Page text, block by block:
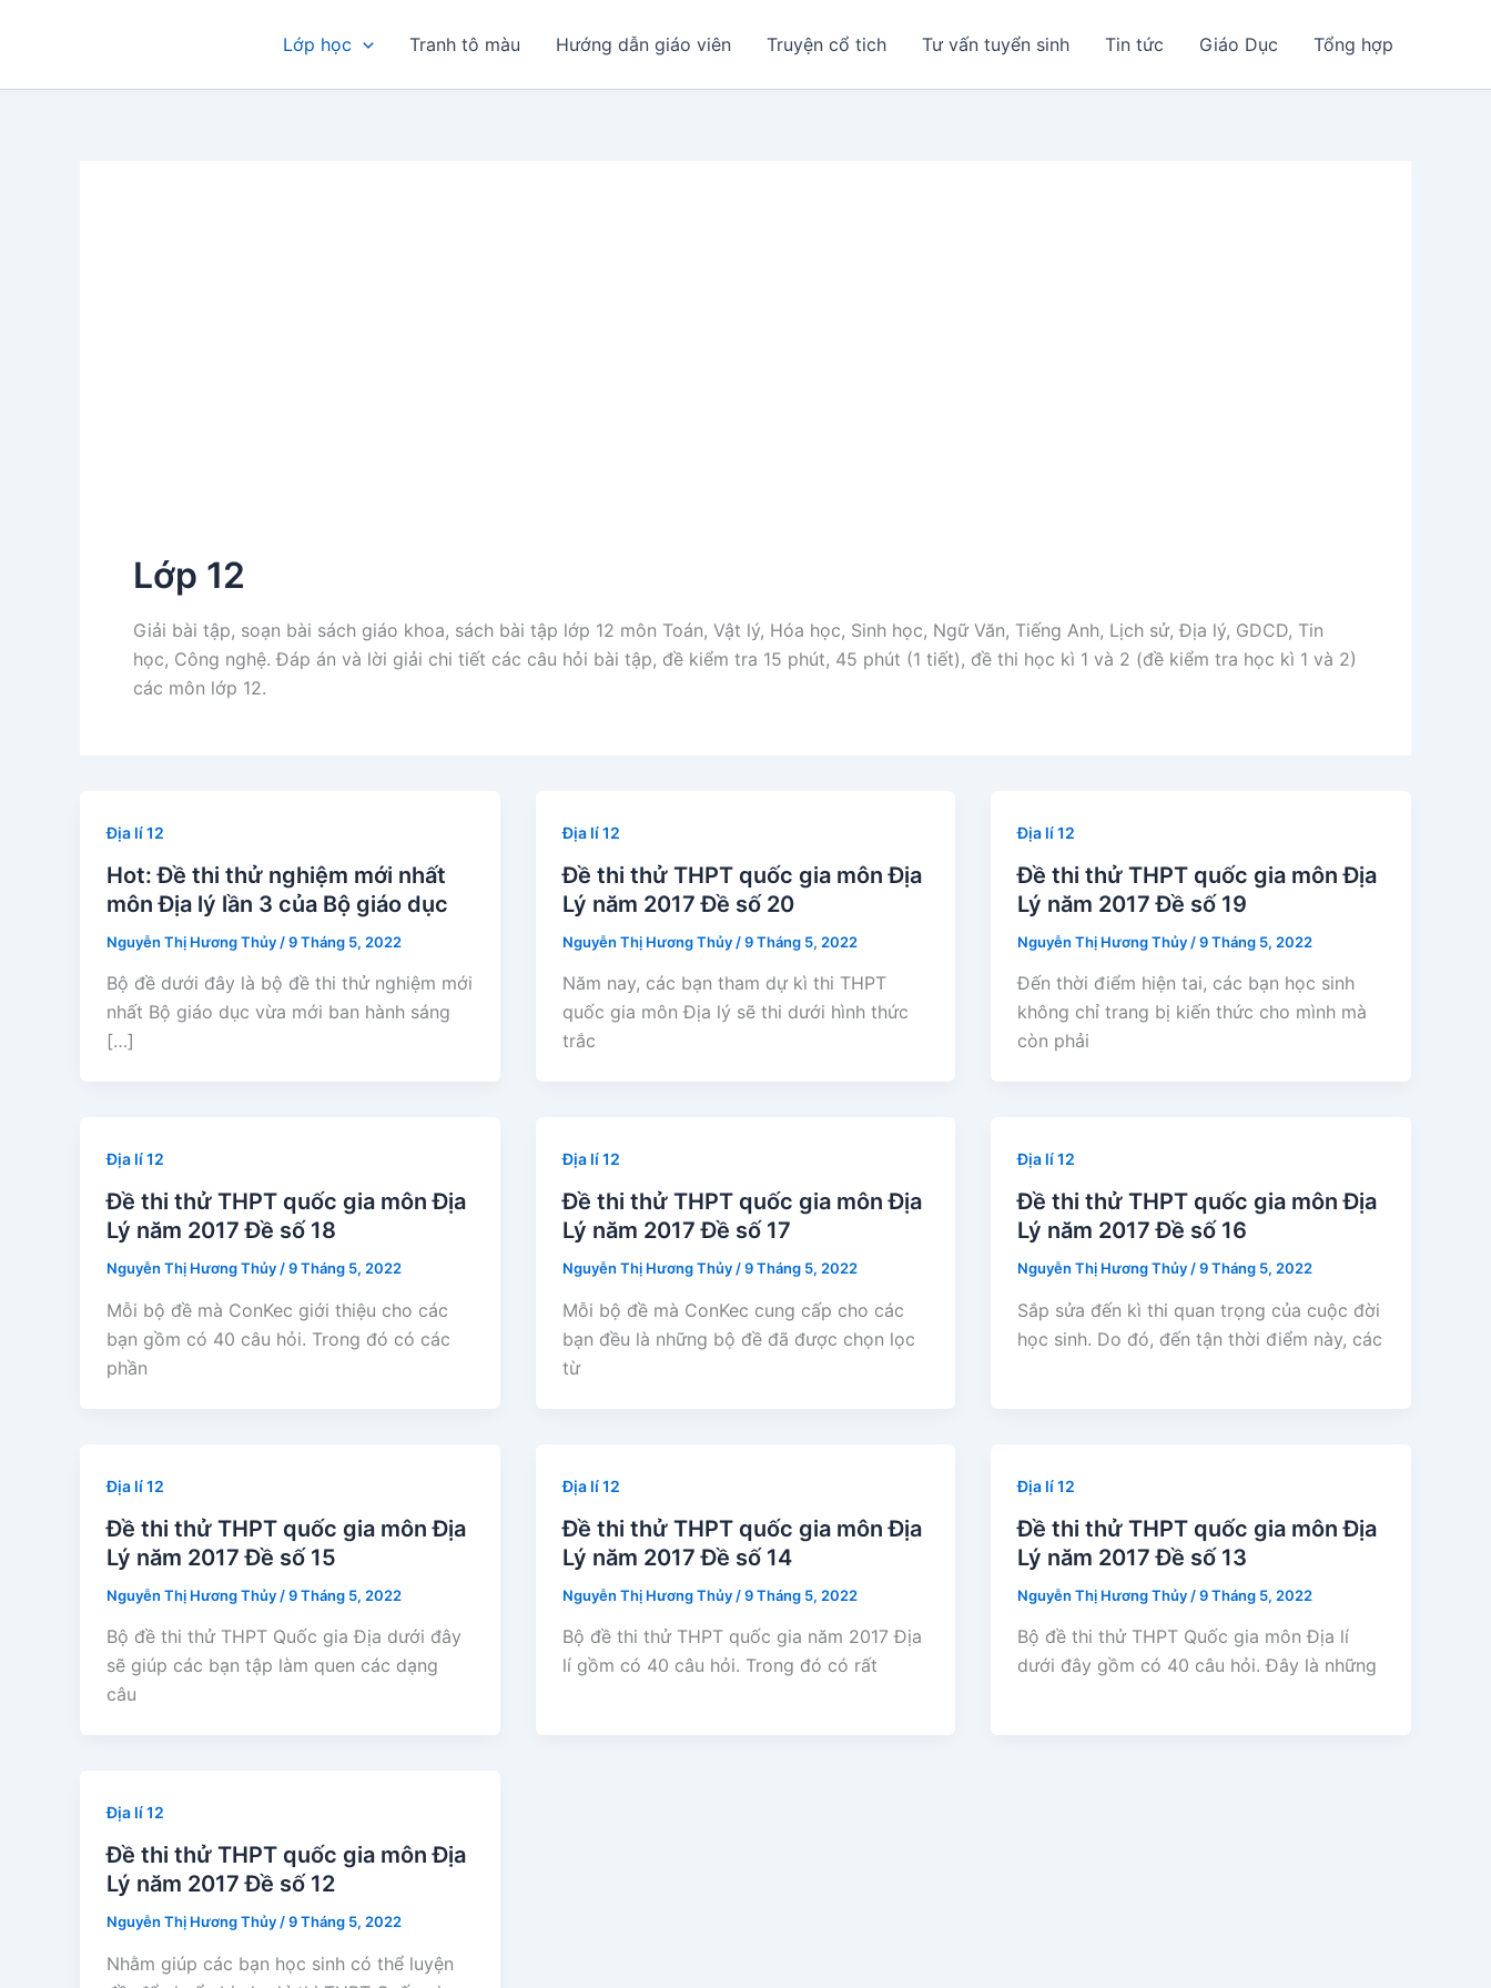
Lớp học Tranh tô màu Hướng dẫn giáo viên Truyện cổ tich Tư vấn tuyển sinh Tin tức Giáo Dục Tổng hợp
Lớp 12
Giải bài tập, soạn bài sách giáo khoa, sách bài tập lớp 12 môn Toán, Vật lý, Hóa học, Sinh học, Ngữ Văn, Tiếng Anh, Lịch sử, Địa lý, GDCD, Tin
học, Công nghệ. Đáp án và lời giải chi tiết các câu hỏi bài tập, đề kiểm tra 15 phút, 45 phút (1 tiết), đề thi học kì 1 và 2 (đề kiểm tra học kì 1 và 2)
các môn lớp 12.
Địa lí 12
Hot: Đề thi thử nghiệm mới nhất
môn Địa lý lần 3 của Bộ giáo dục
Nguyễn Thị Hương Thủy /9 Tháng 5, 2022
Bộ đề dưới đây là bộ đề thi thử nghiệm mới
nhất Bộ giáo dục vừa mới ban hành sáng
[…]
Địa lí 12
Đề thi thử THPT quốc gia môn Địa
Lý năm 2017 Đề số 20
Nguyễn Thị Hương Thủy /9 Tháng 5, 2022
Năm nay, các bạn tham dự kì thi THPT
quốc gia môn Địa lý sẽ thi dưới hình thức
trắc
Địa lí 12
Đề thi thử THPT quốc gia môn Địa
Lý năm 2017 Đề số 19
Nguyễn Thị Hương Thủy /9 Tháng 5, 2022
Đến thời điểm hiện tai, các bạn học sinh
không chỉ trang bị kiến thức cho mình mà
còn phải
Địa lí 12
Đề thi thử THPT quốc gia môn Địa
Lý năm 2017 Đề số 18
Nguyễn Thị Hương Thủy /9 Tháng 5, 2022
Mỗi bộ đề mà ConKec giới thiệu cho các
bạn gồm có 40 câu hỏi. Trong đó có các
phần
Địa lí 12
Đề thi thử THPT quốc gia môn Địa
Lý năm 2017 Đề số 17
Nguyễn Thị Hương Thủy /9 Tháng 5, 2022
Mỗi bộ đề mà ConKec cung cấp cho các
bạn đều là những bộ đề đã được chọn lọc
từ
Địa lí 12
Đề thi thử THPT quốc gia môn Địa
Lý năm 2017 Đề số 16
Nguyễn Thị Hương Thủy /9 Tháng 5, 2022
Sắp sửa đến kì thi quan trọng của cuộc đời
học sinh. Do đó, đến tận thời điểm này, các
Địa lí 12
Đề thi thử THPT quốc gia môn Địa
Lý năm 2017 Đề số 15
Nguyễn Thị Hương Thủy /9 Tháng 5, 2022
Bộ đề thi thử THPT Quốc gia Địa dưới đây
sẽ giúp các bạn tập làm quen các dạng
câu
Địa lí 12
Đề thi thử THPT quốc gia môn Địa
Lý năm 2017 Đề số 14
Nguyễn Thị Hương Thủy /9 Tháng 5, 2022
Bộ đề thi thử THPT quốc gia năm 2017 Địa
lí gồm có 40 câu hỏi. Trong đó có rất
Địa lí 12
Đề thi thử THPT quốc gia môn Địa
Lý năm 2017 Đề số 13
Nguyễn Thị Hương Thủy /9 Tháng 5, 2022
Bộ đề thi thử THPT Quốc gia môn Địa lí
dưới đây gồm có 40 câu hỏi. Đây là những
Địa lí 12
Đề thi thử THPT quốc gia môn Địa
Lý năm 2017 Đề số 12
Nguyễn Thị Hương Thủy /9 Tháng 5, 2022
Nhằm giúp các bạn học sinh có thể luyện